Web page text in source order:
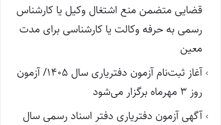
قضایی متضمن منع اشتغال وکیل یا کارشناس
رسمی به حرفه وکالت یا کارشناسی برای مدت
معین
آغاز ثبت‌نام آزمون دفتریاری سال ۱۴۰۵/ آزمون
روز ۳ مهرماه برگزار می‌شود
آگهی آزمون دفتریاری دفتر اسناد رسمی سال